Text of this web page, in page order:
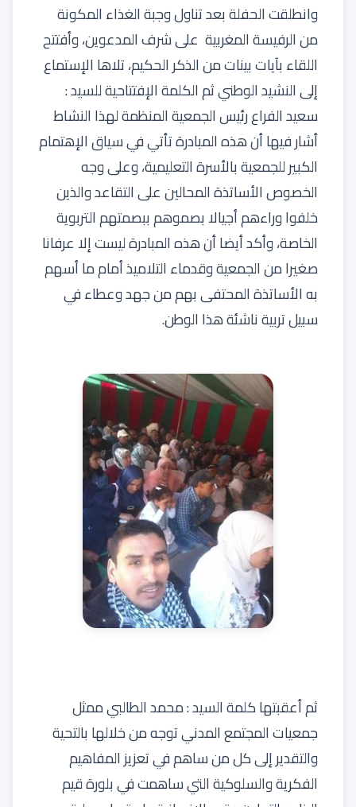
وانطلقت الحفلة بعد تناول وجبة الغذاء المكونة
من الرفيسة المغربية على شرف المدعوين، وأفتتح
اللقاء بآيات بينات من الذكر الحكيم، تلاها الإستماع
إلى النشيد الوطني ثم الكلمة الإفتتاحية للسيد :
سعيد الفراع رئيس الجمعية المنظمة لهذا النشاط
أشار فيها أن هذه المبادرة تأتي في سياق الإهتمام
الكبير للجمعية بالأسرة التعليمية، وعلى وجه
الخصوص الأساتذة المحالين على التقاعد والذين
خلفوا وراءهم أجيالا بصموهم ببصمتهم التربوية
الخاصة، وأكد أيضا أن هذه المبادرة ليست إلا عرفانا
صغيرا من الجمعية وقدماء التلاميذ أمام ما أسهم
به الأساتذة المحتفى بهم من جهد وعطاء في
سبيل تربية ناشئة هذا الوطن.
ثم أعقبتها كلمة السيد : محمد الطالبي ممثل
جمعيات المجتمع المدني توجه من خلالها بالتحية
والتقدير إلى كل من ساهم في تعزيز المفاهيم
الفكرية والسلوكية التي ساهمت في بلورة قيم